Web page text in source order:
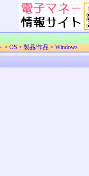
> OS > 製品/作品 > Windows